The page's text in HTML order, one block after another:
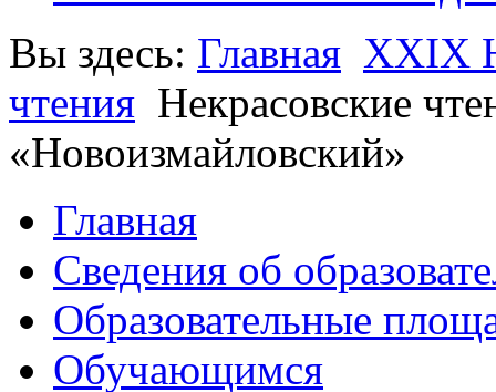
Вы здесь: Главная XXIX
чтения Некрасовские
«Новоизмайловский»
Главная
Сведения об
Образовательные
Обучающимся